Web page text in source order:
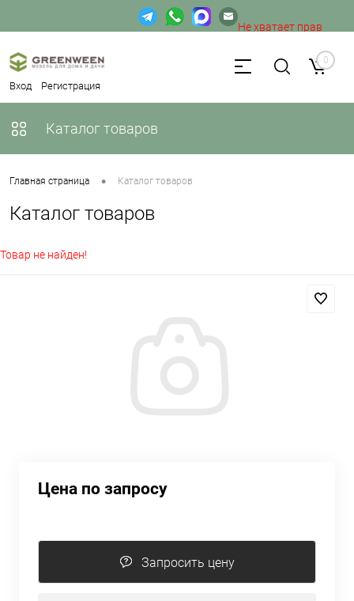
Вход Регистрация
Не хватает прав
доступа к веб-форме. 0
Каталог товаров
Главная страница • Каталог товаров
Каталог товаров
Товар не найден!
Цена по запросу
Запросить цену